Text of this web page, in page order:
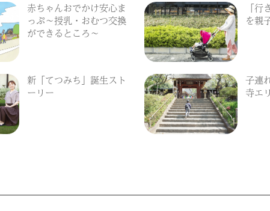
赤ちゃんおでかけ安心ま
っぷ〜授乳・おむつ交換
ができるところ〜
「
を親
新「てつみち」誕生スト
ーリー
子連
寺エ